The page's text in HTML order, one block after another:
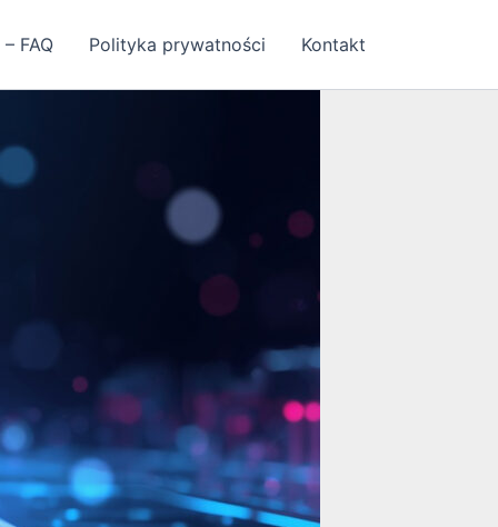
FAQ Polityka prywatności Kontakt